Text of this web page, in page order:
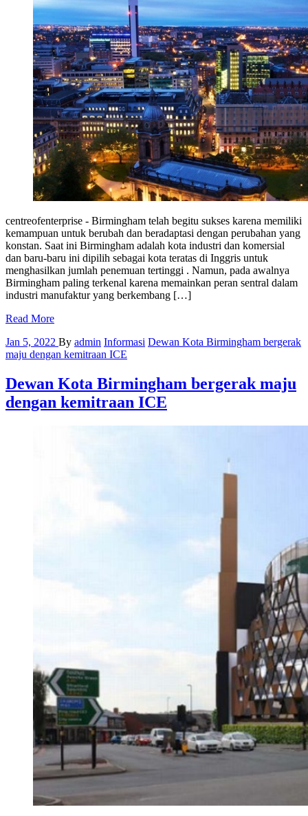
centreofenterprise - Birmingham telah begitu sukses karena memiliki
kemampuan untuk berubah dan beradaptasi dengan perubahan yang
konstan. Saat ini Birmingham adalah kota industri dan komersial
dan baru-baru ini dipilih sebagai kota teratas di Inggris untuk
menghasilkan jumlah penemuan tertinggi . Namun, pada awalnya
Birmingham paling terkenal karena memainkan peran sentral dalam
industri manufaktur yang berkembang […]
Read More
Jan 5, 2022 By admin Informasi Dewan Kota Birmingham bergerak
maju dengan kemitraan ICE
Dewan Kota Birmingham bergerak maju
dengan kemitraan ICE